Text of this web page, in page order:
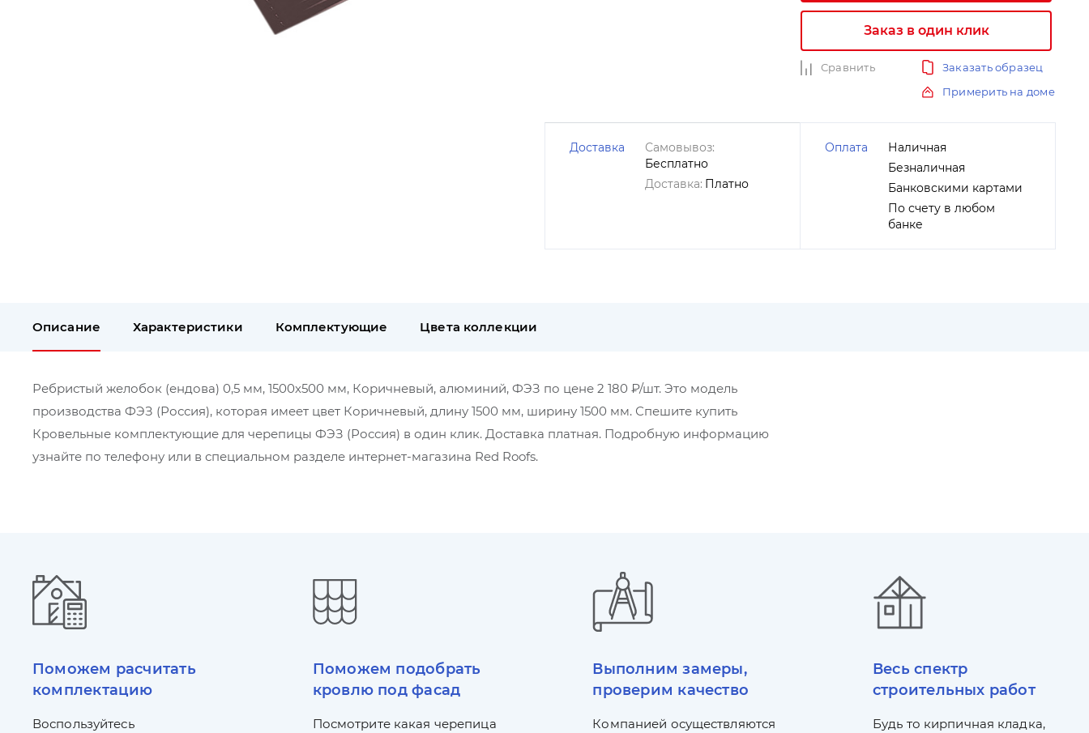
Заказ в один клик
Сравнить
Заказать образец
Примерить на доме
Доставка
Самовывоз:
Бесплатно
Доставка: Платно
Оплата
Наличная
Безналичная
Банковскими картами
По счету в любом
банке
Описание Характеристики Комплектующие Цвета коллекции
Ребристый желобок (ендова) 0,5 мм, 1500х500 мм, Коричневый, алюминий, ФЭЗ по цене 2 180 ₽/шт. Это модель
производства ФЭЗ (Россия), которая имеет цвет Коричневый, длину 1500 мм, ширину 1500 мм. Спешите купить
Кровельные комплектующие для черепицы ФЭЗ (Россия) в один клик. Доставка платная. Подробную информацию
узнайте по телефону или в специальном разделе интернет-магазина Red Roofs.
Поможем расчитать
комплектацию
Воспользуйтесь
Поможем подобрать
кровлю под фасад
Посмотрите какая черепица
Выполним замеры,
проверим качество
Компанией осуществляются
Весь спектр
строительных работ
Будь то кирпичная кладка,